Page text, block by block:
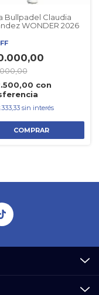
Bullpadel Claudia
WONDER 2026
con
sin interés